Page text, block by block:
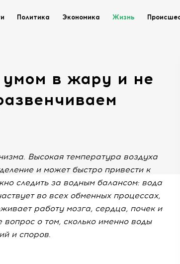
Политика Экономика Жизнь
в жару и не
Высокая температура воздуха
и может быстро привести к
следить за водным балансом: вода
во всех обменных процессах,
работу мозга, сердца, почек и
о том, сколько именно воды
и споров.